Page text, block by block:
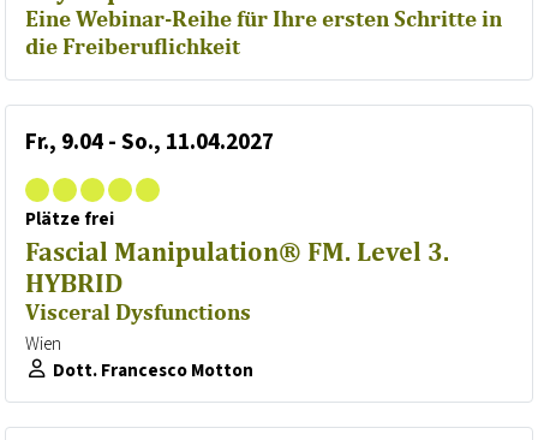
Eine Webinar-Reihe für Ihre ersten Schritte in
die Freiberuflichkeit
Fr., 9.04 - So., 11.04.2027
Plätze frei
Fascial Manipulation® FM. Level 3.
HYBRID
Visceral Dysfunctions
Wien
Dott. Francesco Motton